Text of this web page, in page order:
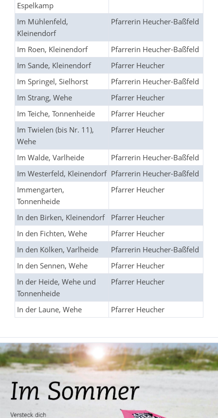
Espelkamp
Im Mühlenfeld,
Kleinendorf
Pfarrerin Heucher-Baßfeld
Im Roen, Kleinendorf
Pfarrerin Heucher-Baßfeld
Im Sande, Kleinendorf
Pfarrer Heucher
Im Springel, Sielhorst
Pfarrerin Heucher-Baßfeld
Im Strang, Wehe
Pfarrer Heucher
Im Teiche, Tonnenheide
Pfarrer Heucher
Im Twielen (bis Nr. 11),
Wehe
Pfarrer Heucher
Im Walde, Varlheide
Pfarrerin Heucher-Baßfeld
Im Westerfeld, Kleinendorf Pfarrerin Heucher-Baßfeld
Immengarten,
Tonnenheide
Pfarrer Heucher
In den Birken, Kleinendorf
Pfarrer Heucher
In den Fichten, Wehe
Pfarrer Heucher
In den Kölken, Varlheide
Pfarrerin Heucher-Baßfeld
In den Sennen, Wehe
Pfarrer Heucher
In der Heide, Wehe und
Tonnenheide
Pfarrer Heucher
In der Laune, Wehe Pfarrer Heucher